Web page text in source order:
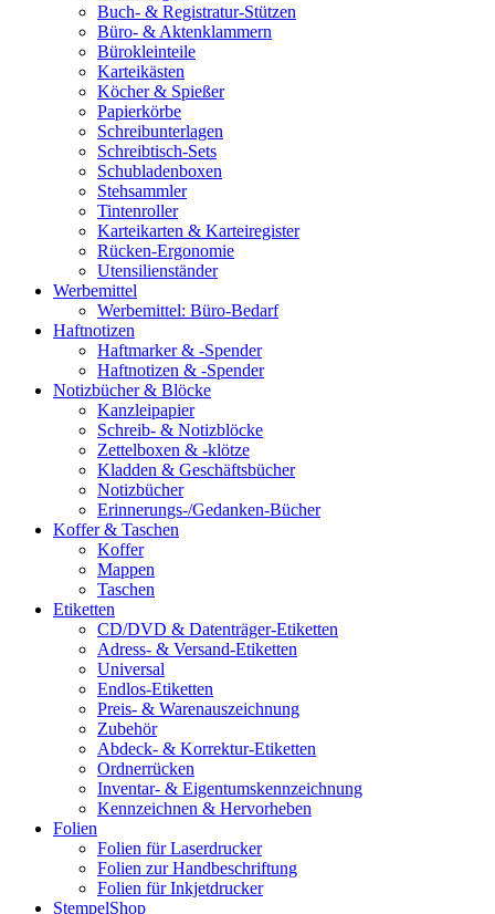
Buch- & Registratur-Stützen
Büro- & Aktenklammern
Bürokleinteile
Karteikästen
Köcher & Spießer
Papierkörbe
Schreibunterlagen
Schreibtisch-Sets
Schubladenboxen
Stehsammler
Tintenroller
Karteikarten & Karteiregister
Rücken-Ergonomie
Utensilienständer
Werbemittel
Werbemittel: Büro-Bedarf
Haftnotizen
Haftmarker & -Spender
Haftnotizen & -Spender
Notizbücher & Blöcke
Kanzleipapier
Schreib- & Notizblöcke
Zettelboxen & -klötze
Kladden & Geschäftsbücher
Notizbücher
Erinnerungs-/Gedanken-Bücher
Koffer & Taschen
Koffer
Mappen
Taschen
Etiketten
CD/DVD & Datenträger-Etiketten
Adress- & Versand-Etiketten
Universal
Endlos-Etiketten
Preis- & Warenauszeichnung
Zubehör
Abdeck- & Korrektur-Etiketten
Ordnerrücken
Inventar- & Eigentumskennzeichnung
Kennzeichnen & Hervorheben
Folien
Folien für Laserdrucker
Folien zur Handbeschriftung
Folien für Inkjetdrucker
StempelShop